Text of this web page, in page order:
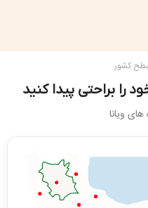
کشور
را براحتی پیدا کنید
ویانا